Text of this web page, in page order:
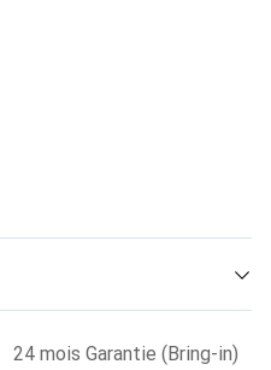
24 mois Garantie (Bring-in)